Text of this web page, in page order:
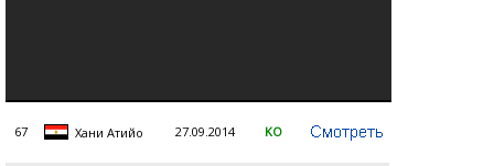
67 Хани Атийо 27.09.2014 KO